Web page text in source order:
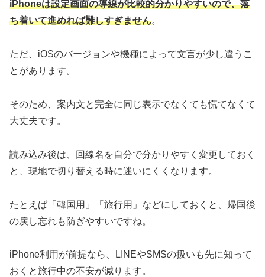
iPhoneは設定画面の導線が比較的分かりやすいので、落
ち着いて進めれば難しすぎません。
ただ、iOSのバージョンや機種によって文言が少し違うこ
とがあります。
そのため、案内文と完全に同じ表示でなくても慌てなくて
大丈夫です。
読み込み後は、回線名を自分で分かりやすく変更しておく
と、現地で切り替える時に迷いにくくなります。
たとえば「韓国用」「旅行用」などにしておくと、帰国後
の戻し忘れも防ぎやすいですね。
iPhone利用が前提なら、LINEやSMSの扱いも先に知って
おくと旅行中の不安が減ります。